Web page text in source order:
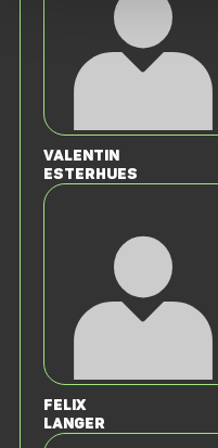
Valentin
Esterhues
Felix
Langer